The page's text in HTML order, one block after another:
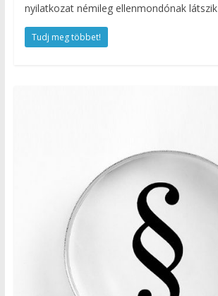
nyilatkozat némileg ellenmondónak látszik
Tudj meg többet!